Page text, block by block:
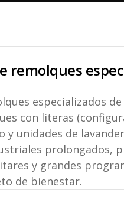
remolques
especializados
con literas
y unidades de
prolongados,
y grandes
de bienestar.